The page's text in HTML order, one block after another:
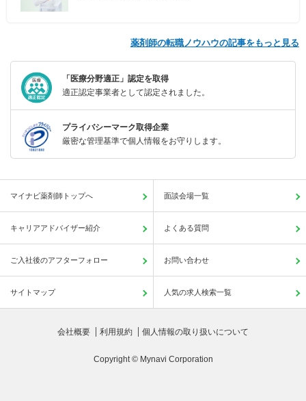
薬剤師の転職ノウハウの記事をもっと見る
「医療分野適正」認定を取得
適正認定事業者として認定されました。
プライバシーマーク取得企業
厳密な管理基準で個人情報をお守りします。
マイナビ薬剤師トップへ 面談会場一覧
キャリアアドバイザー紹介 よくある質問
ご入社後のアフターフォロー お問い合わせ
サイトマップ 人気の求人検索一覧
会社概要 利用規約 個人情報の取り扱いについて
Copyright © Mynavi Corporation